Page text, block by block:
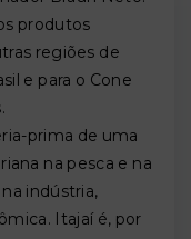
produtos
regiões de
e para o Cone
prima de uma
na pesca e na
indústria,
Itajaí é, por